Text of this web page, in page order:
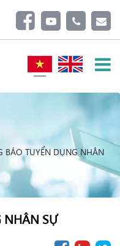
BÁO TUYỂN DỤNG NHÂN
NHÂN SỰ